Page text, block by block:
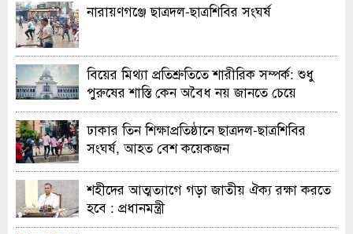
নারায়ণগঞ্জে ছাত্রদল-ছাত্রশিবির সংঘর্ষ
বিয়ের মিথ্যা প্রতিশ্রুতিতে শারীরিক সম্পর্ক: শুধু
পুরুষের শাস্তি কেন অবৈধ নয় জানতে চেয়ে
হাইকোর্টের রুল
ঢাকার তিন শিক্ষাপ্রতিষ্ঠানে ছাত্রদল-ছাত্রশিবির
সংঘর্ষ, আহত বেশ কয়েকজন
শহীদের আত্মত্যাগে গড়া জাতীয় ঐক্য রক্ষা করতে
হবে : প্রধানমন্ত্রী